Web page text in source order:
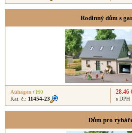
Rodinný dům s
Auhagen / H0
Kat. č.: 11454-23
28.46
s DPH
Dům pro